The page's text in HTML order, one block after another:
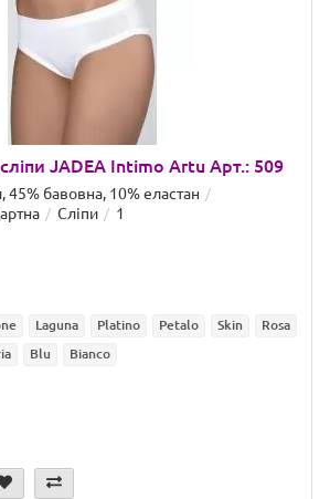
JADEA Intimo Artu Арт.: 509
45% бавовна, 10% еластан
Сліпи
1
Laguna Platino Petalo Skin
Rosa
Blu Bianco